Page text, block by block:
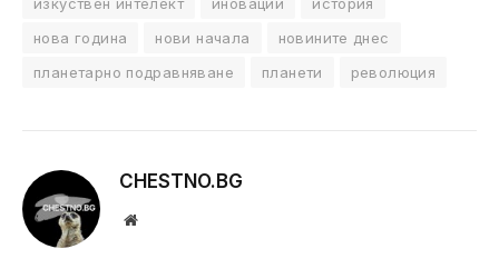
нова година
нови начала
новините днес
планетарно подравняване
планети революция
CHESTNO.BG
Website